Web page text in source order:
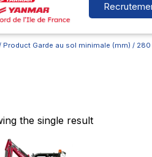
Product Garde au sol minimale (mm) / 280
the single result